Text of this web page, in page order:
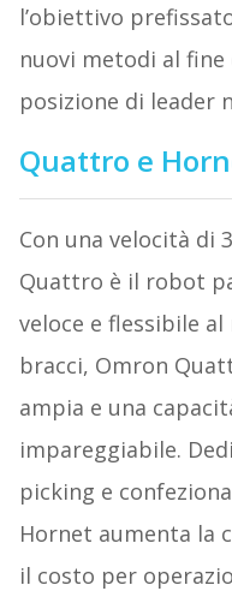
l’obiettivo
nuovi metodi al
posizione di leader
Quattro e
Con una velocità di
Quattro è il robot
veloce e flessibile
bracci, Omron
ampia e una
impareggiabile.
picking e
Hornet aumenta la
il costo per